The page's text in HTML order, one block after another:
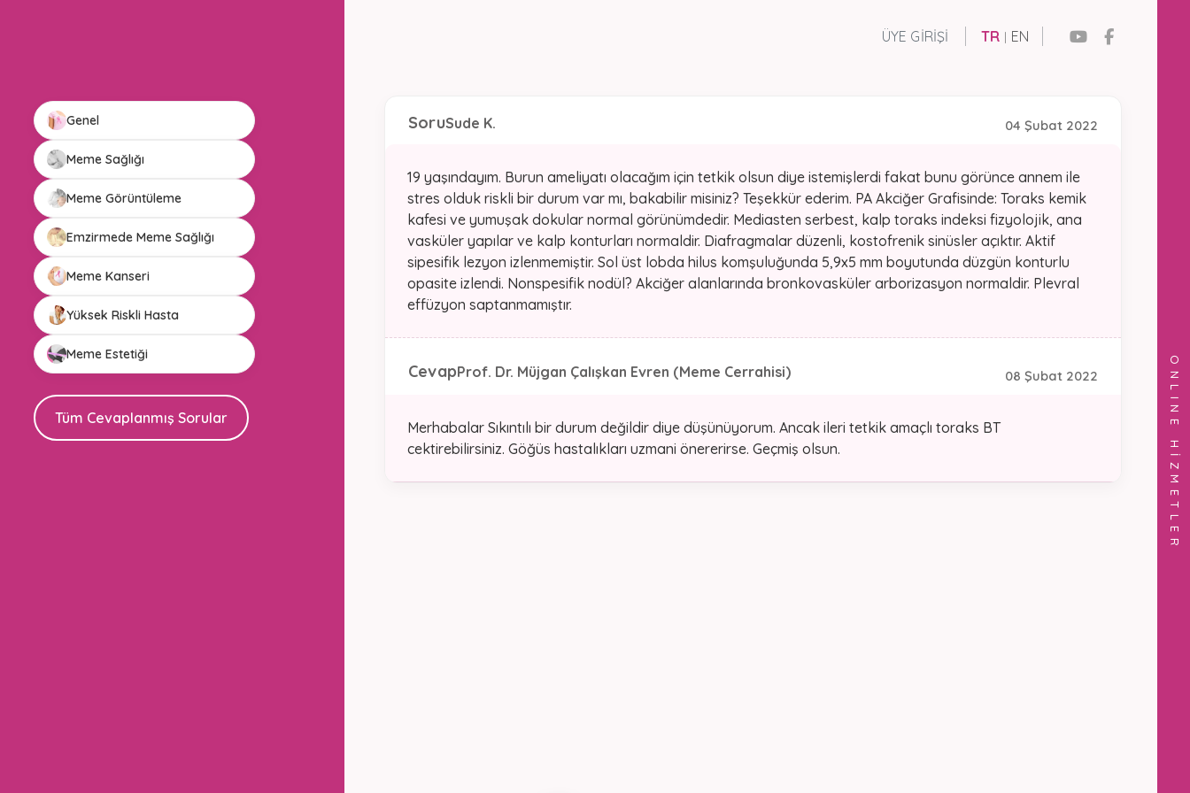
ÜYE GIRIŞI TR | EN
ONLINE HİZMETLER
Genel
Meme Sağlığı
Meme Görüntüleme
Emzirmede Meme Sağlığı
Meme Kanseri
Yüksek Riskli Hasta
Meme Estetiği
Tüm Cevaplanmış Sorular
04 Şubat 2022
SoruSude K.
19 yaşındayım. Burun ameliyatı olacağım için tetkik olsun diye istemişlerdi fakat bunu görünce annem ile
stres olduk riskli bir durum var mı, bakabilir misiniz? Teşekkür ederim. PA Akciğer Grafisinde: Toraks kemik
kafesi ve yumuşak dokular normal görünümdedir. Mediasten serbest, kalp toraks indeksi fizyolojik, ana
vasküler yapılar ve kalp konturları normaldir. Diafragmalar düzenli, kostofrenik sinüsler açıktır. Aktif
sipesifik lezyon izlenmemiştir. Sol üst lobda hilus komşuluğunda 5,9x5 mm boyutunda düzgün konturlu
opasite izlendi. Nonspesifik nodül? Akciğer alanlarında bronkovasküler arborizasyon normaldir. Plevral
effüzyon saptanmamıştır.
08 Şubat 2022
CevapProf. Dr. Müjgan Çalışkan Evren (Meme Cerrahisi)
Merhabalar Sıkıntılı bir durum değildir diye düşünüyorum. Ancak ileri tetkik amaçlı toraks BT
cektirebilirsiniz. Göğüs hastalıkları uzmani önererirse. Geçmiş olsun.